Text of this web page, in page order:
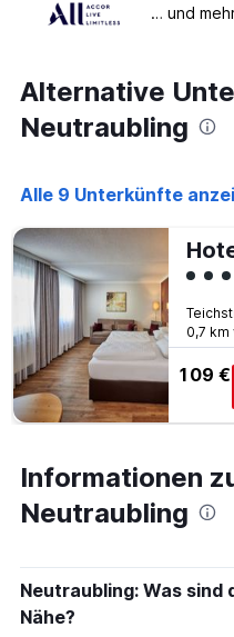
… und
Alternative
Neutraubling
Alle 9 Unterkünfte
0,7
109 €
Informationen
Neutraubling
Neutraubling: Was sind
Nähe?